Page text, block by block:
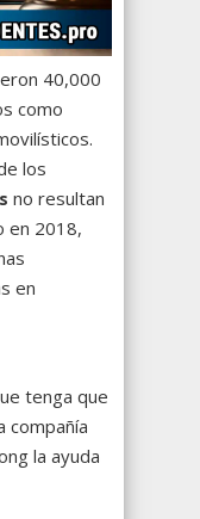
40,000
como
los
no resultan
en 2018,
en
tenga que
compañía
la ayuda